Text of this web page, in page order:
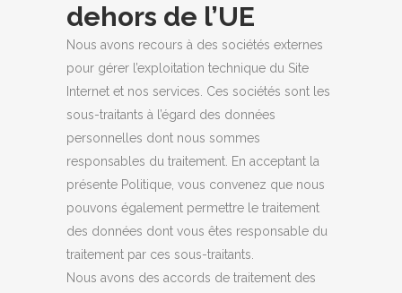
dehors de l’UE
Nous avons recours à des sociétés externes
pour gérer l’exploitation technique du Site
Internet et nos services. Ces sociétés sont les
sous-traitants à l’égard des données
personnelles dont nous sommes
responsables du traitement. En acceptant la
présente Politique, vous convenez que nous
pouvons également permettre le traitement
des données dont vous êtes responsable du
traitement par ces sous-traitants.
Nous avons des accords de traitement des